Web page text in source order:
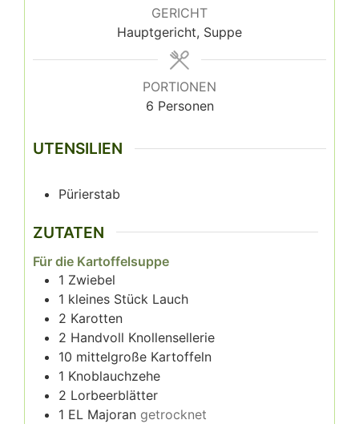
GERICHT
Hauptgericht, Suppe
PORTIONEN
6 Personen
UTENSILIEN
Pürierstab
ZUTATEN
Für die Kartoffelsuppe
1 Zwiebel⁣⁣
1 kleines Stück Lauch⁣⁣
2 Karotten⁣⁣
2 Handvoll Knollensellerie ⁣⁣
10 mittelgroße Kartoffeln⁣⁣
1 Knoblauchzehe⁣⁣
2 Lorbeerblätter ⁣⁣
1 EL Majoran getrocknet⁣⁣